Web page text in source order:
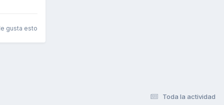
le gusta esto
Toda la actividad